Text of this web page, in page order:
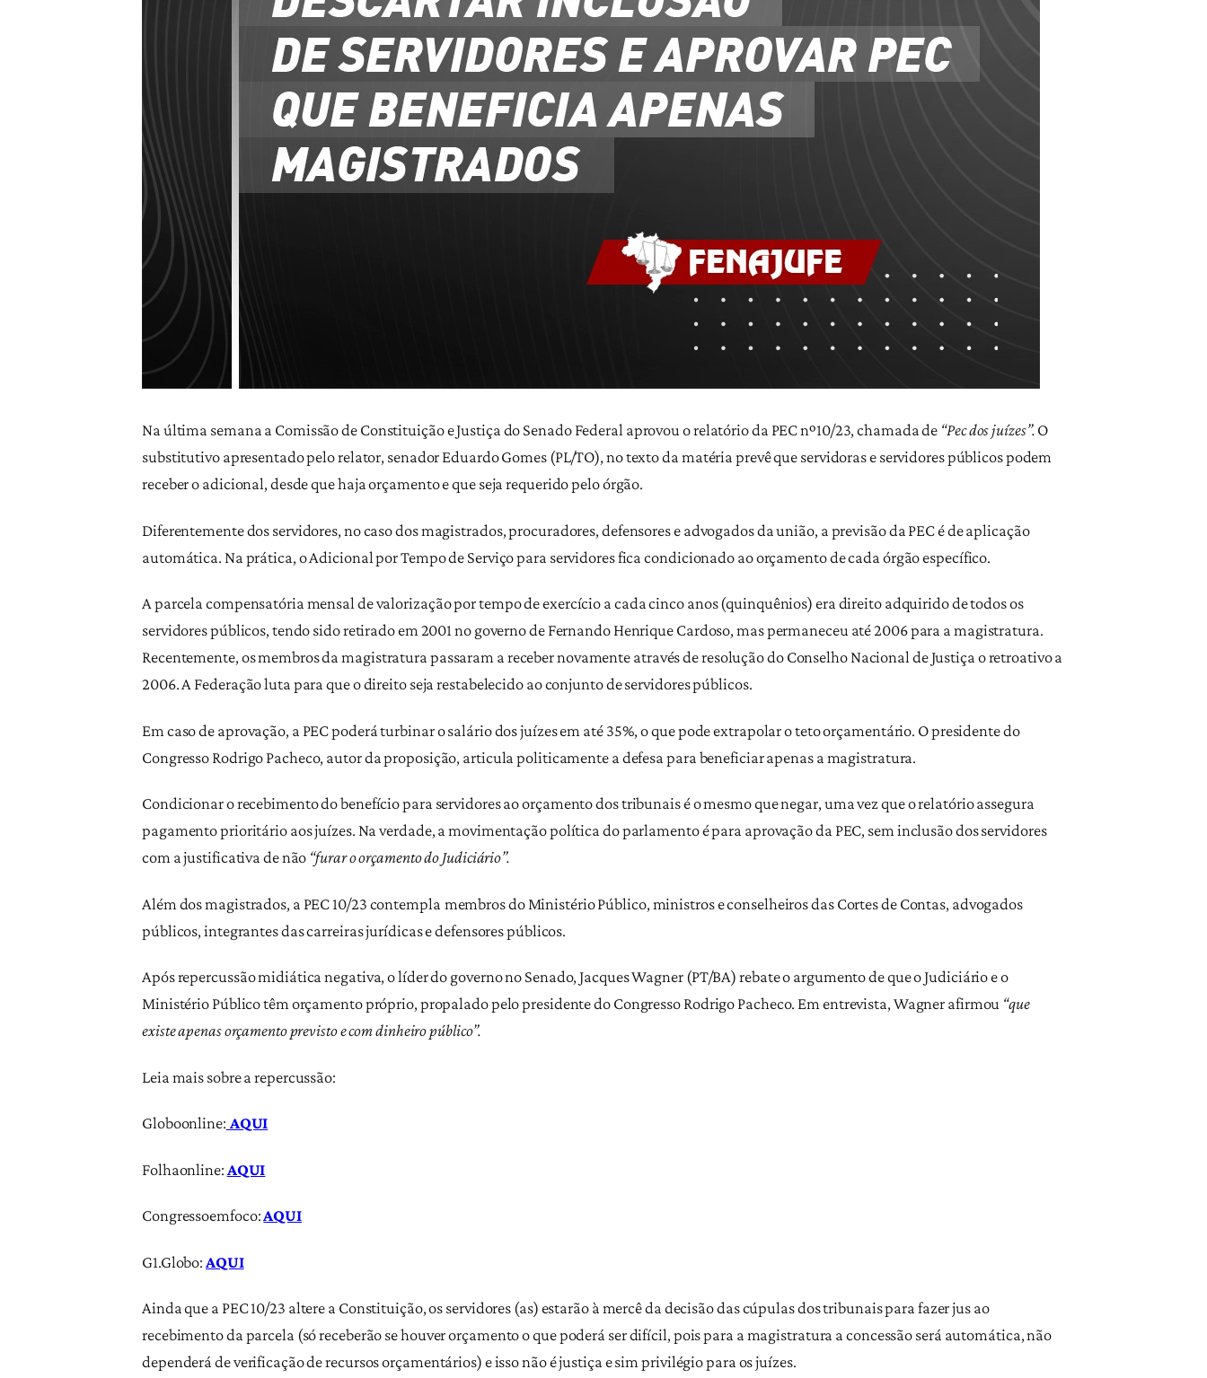
Na última semana a Comissão de Constituição e Justiça do Senado Federal aprovou o relatório da PEC nº10/23, chamada de “Pec dos juízes”. O
substitutivo apresentado pelo relator, senador Eduardo Gomes (PL/TO), no texto da matéria prevê que servidoras e servidores públicos podem
receber o adicional, desde que haja orçamento e que seja requerido pelo órgão.
Diferentemente dos servidores, no caso dos magistrados, procuradores, defensores e advogados da união, a previsão da PEC é de aplicação
automática. Na prática, o Adicional por Tempo de Serviço para servidores fica condicionado ao orçamento de cada órgão específico.
A parcela compensatória mensal de valorização por tempo de exercício a cada cinco anos (quinquênios) era direito adquirido de todos os
servidores públicos, tendo sido retirado em 2001 no governo de Fernando Henrique Cardoso, mas permaneceu até 2006 para a magistratura.
Recentemente, os membros da magistratura passaram a receber novamente através de resolução do Conselho Nacional de Justiça o retroativo a
2006. A Federação luta para que o direito seja restabelecido ao conjunto de servidores públicos.
Em caso de aprovação, a PEC poderá turbinar o salário dos juízes em até 35%, o que pode extrapolar o teto orçamentário. O presidente do
Congresso Rodrigo Pacheco, autor da proposição, articula politicamente a defesa para beneficiar apenas a magistratura.
Condicionar o recebimento do benefício para servidores ao orçamento dos tribunais é o mesmo que negar, uma vez que o relatório assegura
pagamento prioritário aos juízes. Na verdade, a movimentação política do parlamento é para aprovação da PEC, sem inclusão dos servidores
com a justificativa de não “furar o orçamento do Judiciário”.
Além dos magistrados, a PEC 10/23 contempla membros do Ministério Público, ministros e conselheiros das Cortes de Contas, advogados
públicos, integrantes das carreiras jurídicas e defensores públicos.
Após repercussão midiática negativa, o líder do governo no Senado, Jacques Wagner (PT/BA) rebate o argumento de que o Judiciário e o
Ministério Público têm orçamento próprio, propalado pelo presidente do Congresso Rodrigo Pacheco. Em entrevista, Wagner afirmou “que
existe apenas orçamento previsto e com dinheiro público”.
Leia mais sobre a repercussão:
Globoonline: AQUI
Folhaonline:AQUI
Congressoemfoco:AQUI
G1.Globo:AQUI
Ainda que a PEC 10/23 altere a Constituição, os servidores (as) estarão à mercê da decisão das cúpulas dos tribunais para fazer jus ao
recebimento da parcela (só receberão se houver orçamento o que poderá ser difícil, pois para a magistratura a concessão será automática, não
dependerá de verificação de recursos orçamentários) e isso não é justiça e sim privilégio para os juízes.